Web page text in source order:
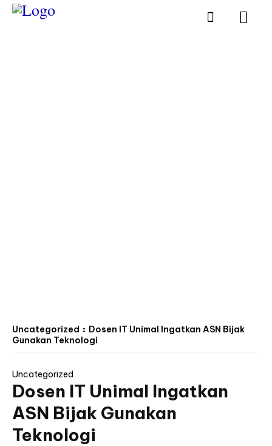
Uncategorized
Dosen IT Unimal Ingatkan ASN Bijak
Gunakan Teknologi
Uncategorized
Dosen IT Unimal Ingatkan
ASN Bijak Gunakan
Teknologi